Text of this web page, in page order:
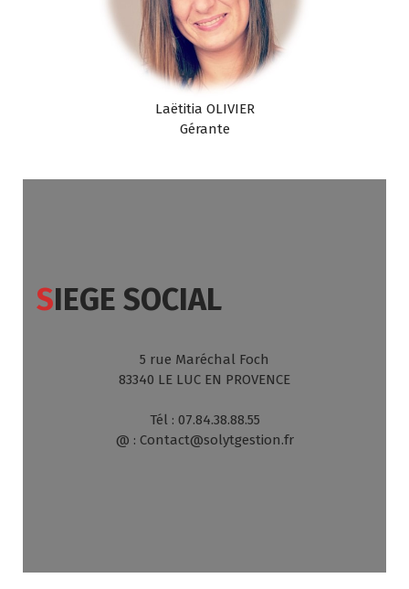
Laëtitia OLIVIER
Gérante
SIEGE SOCIAL
5 rue Maréchal Foch
83340 LE LUC EN PROVENCE
Tél : 07.84.38.88.55
@ : Contact@solytgestion.fr